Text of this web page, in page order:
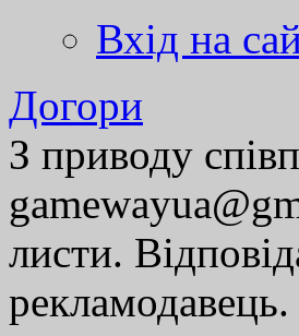
Вхід на
Догори
З приводу
листи.